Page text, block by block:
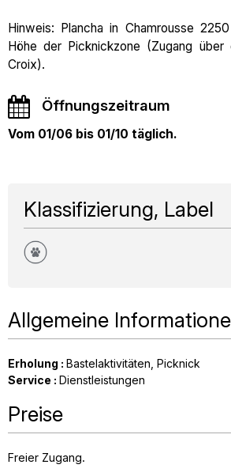
Hinweis: Plancha in Chamrousse
Höhe der Picknickzone (Zugang über
Croix).
Öffnungszeitraum
Vom 01/06 bis 01/10 täglich.
Klassifizierung, Label
Allgemeine
Erholung : Bastelaktivitäten Picknick
Service : Dienstleistungen
Preise
Freier Zugang.